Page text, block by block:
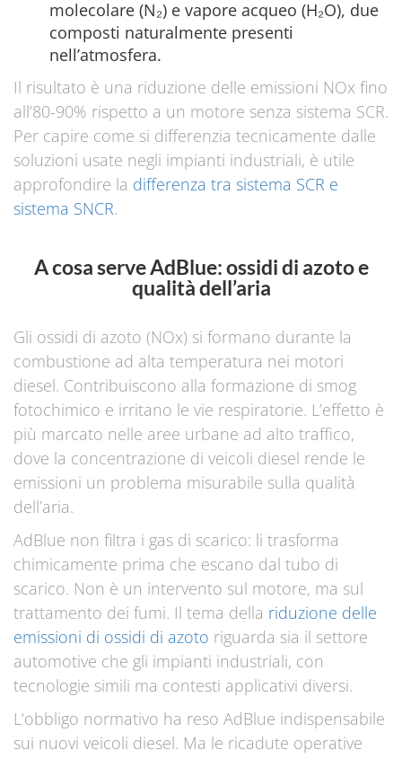
molecolare (N₂) e vapore acqueo (H₂O), due
composti naturalmente presenti
nell’atmosfera.
Il risultato è una riduzione delle emissioni NOx fino
all’80-90% rispetto a un motore senza sistema SCR.
Per capire come si differenzia tecnicamente dalle
soluzioni usate negli impianti industriali, è utile
approfondire la differenza tra sistema SCR e
sistema SNCR.
A cosa serve AdBlue: ossidi di azoto e
qualità dell’aria
Gli ossidi di azoto (NOx) si formano durante la
combustione ad alta temperatura nei motori
diesel. Contribuiscono alla formazione di smog
fotochimico e irritano le vie respiratorie. L’effetto è
più marcato nelle aree urbane ad alto traffico,
dove la concentrazione di veicoli diesel rende le
emissioni un problema misurabile sulla qualità
dell’aria.
AdBlue non filtra i gas di scarico: li trasforma
chimicamente prima che escano dal tubo di
scarico. Non è un intervento sul motore, ma sul
trattamento dei fumi. Il tema della riduzione delle
emissioni di ossidi di azoto riguarda sia il settore
automotive che gli impianti industriali, con
tecnologie simili ma contesti applicativi diversi.
L’obbligo normativo ha reso AdBlue indispensabile
sui nuovi veicoli diesel. Ma le ricadute operative